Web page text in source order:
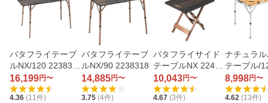
バタフライテーブ
ルNX/120 223833
3
16,199円〜
4.36 (11件)
バタフライテーブ
ルNX/90 2238318
14,885円〜
3.75 (4件)
バタフライサイド
テーブルNX 22447
42
10,043円〜
4.67 (3件)
ナチュラ
テーブル/
813
8,998円〜
4.62 (13件)